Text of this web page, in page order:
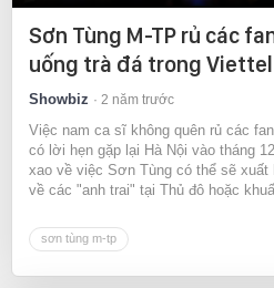
Sơn Tùng M-TP rủ các
uống trà đá trong Viettel
Showbiz 2 năm trước
Việc nam ca sĩ không quên rủ các
có lời hẹn gặp lại Hà Nội vào tháng
xao về việc Sơn Tùng có thể sẽ xuất
về các "anh trai" tại Thủ đô hoặc
sơn tùng m-tp